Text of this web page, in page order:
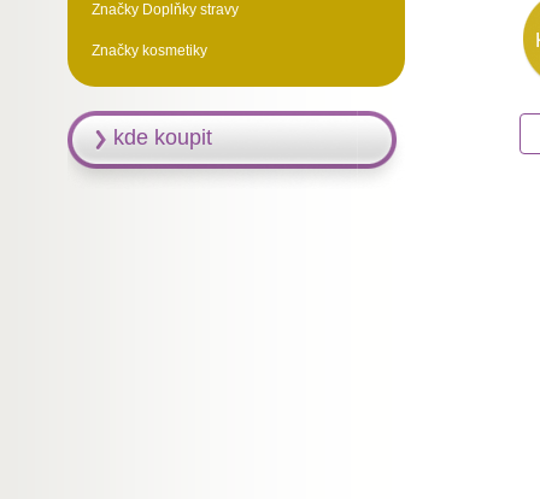
Značky Doplňky stravy
Značky kosmetiky
kde koupit